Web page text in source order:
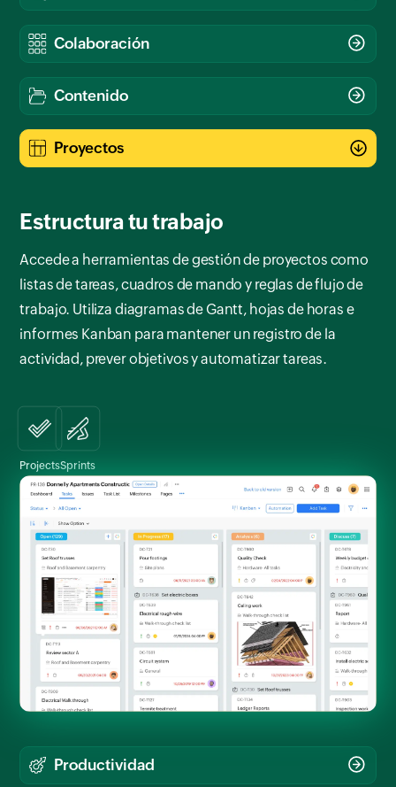
Estructura tu trabajo
Accede a herramientas de gestión de proyectos como
listas de tareas, cuadros de mando y reglas de flujo de
trabajo. Utiliza diagramas de Gantt, hojas de horas e
informes Kanban para mantener un registro de la
actividad, prever objetivos y automatizar tareas.
ProjectsSprints